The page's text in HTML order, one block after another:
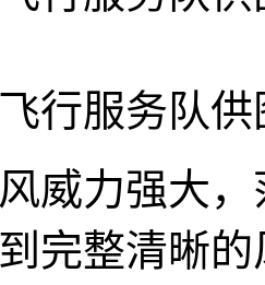
行服务队
威力强大
完整清晰